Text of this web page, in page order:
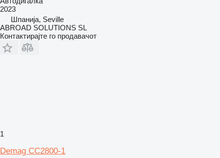
2023
Шпанија, Seville
ABROAD SOLUTIONS SL
Контактирајте го продавачот
1
Demag CC2800-1